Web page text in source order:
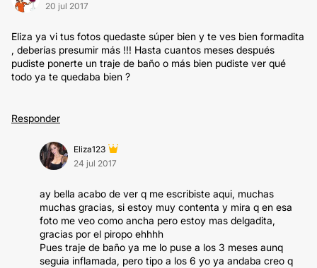
20 jul 2017
Eliza ya vi tus fotos quedaste súper bien y te ves bien formadita
, deberías presumir más !!! Hasta cuantos meses después
pudiste ponerte un traje de baño o más bien pudiste ver qué
todo ya te quedaba bien ?
Responder
Eliza123
24 jul 2017
ay bella acabo de ver q me escribiste aqui, muchas
muchas gracias, si estoy muy contenta y mira q en esa
foto me veo como ancha pero estoy mas delgadita,
gracias por el piropo ehhhh
Pues traje de baño ya me lo puse a los 3 meses aunq
seguia inflamada, pero tipo a los 6 yo ya andaba creo q